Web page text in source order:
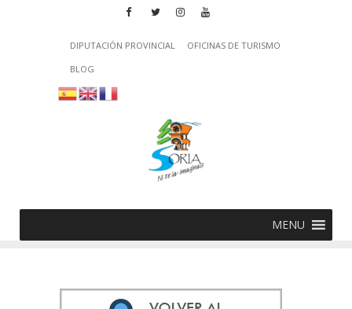
DIPUTACIÓN PROVINCIAL
OFICINAS DE TURISMO
BLOG
MENU